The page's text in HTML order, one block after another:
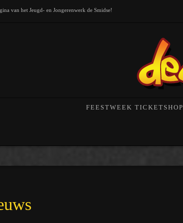
van het Jeugd- en Jongerenwerk de Smidse!
FEESTWEEK TICKETSHOP